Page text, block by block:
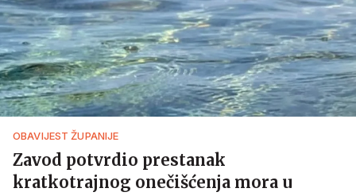
OBAVIJEST ŽUPANIJE
Zavod potvrdio prestanak
kratkotrajnog onečišćenja mora u